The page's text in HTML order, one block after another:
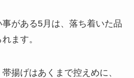
がある5月は、落ち着いた品
ます。
揚げはあくまで控えめに、